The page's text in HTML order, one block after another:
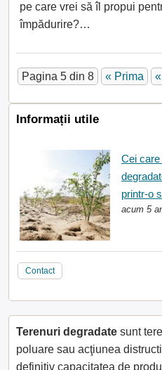
pe care vrei să îl propui
împădurire?…
Pagina 5 din 8 « Prima «
Informații utile
Cei
printr-o
acum 5
Contact
Terenuri degradate sunt
poluare sau acţiunea
definitiv capacitatea de